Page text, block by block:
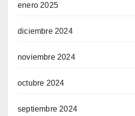
enero 2025
diciembre 2024
noviembre 2024
octubre 2024
septiembre 2024